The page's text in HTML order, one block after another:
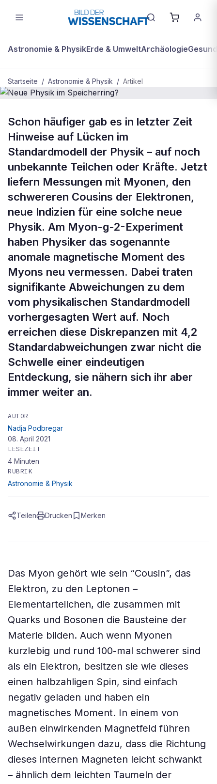
Astronomie & PhysikErde & UmweltArchäologie
Startseite / Astronomie & Physik / Artikel
Neue Physik im Speicherring?
Schon häufiger gab es in letzter Zeit
Hinweise auf Lücken im
Standardmodell der Physik – auf noch
unbekannte Teilchen oder Kräfte. Jetzt
liefern Messungen mit Myonen, den
schwereren Cousins der Elektronen,
neue Indizien für eine solche neue
Physik. Am Myon-g-2-Experiment
haben Physiker das sogenannte
anomale magnetische Moment des
Myons neu vermessen. Dabei traten
signifikante Abweichungen zu dem
vom physikalischen Standardmodell
vorhergesagten Wert auf. Noch
erreichen diese Diskrepanzen mit 4,2
Standardabweichungen zwar nicht die
Schwelle einer eindeutigen
Entdeckung, sie nähern sich ihr aber
immer weiter an.
AUTOR
Nadja Podbregar
08. April 2021
LESEZEIT
4 Minuten
RUBRIK
Astronomie & Physik
Teilen Drucken Merken
Das Myon gehört wie sein “Cousin”, das
Elektron, zu den Leptonen –
Elementarteilchen, die zusammen mit
Quarks und Bosonen die Bausteine der
Materie bilden. Auch wenn Myonen
kurzlebig und rund 100-mal schwerer sind
als ein Elektron, besitzen sie wie dieses
einen halbzahligen Spin, sind einfach
negativ geladen und haben ein
magnetisches Moment. In einem von
außen einwirkenden Magnetfeld führen
Wechselwirkungen dazu, dass die Richtung
dieses internen Magneten leicht schwankt
– ähnlich dem leichten Taumeln der